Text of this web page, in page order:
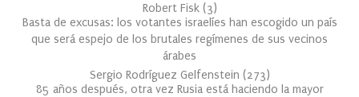
Robert Fisk (3)
Basta de excusas: los votantes israelíes han escogido un país
que será espejo de los brutales regímenes de sus vecinos
árabes
Sergio Rodríguez Gelfenstein (273)
85 años después, otra vez Rusia está haciendo la mayor